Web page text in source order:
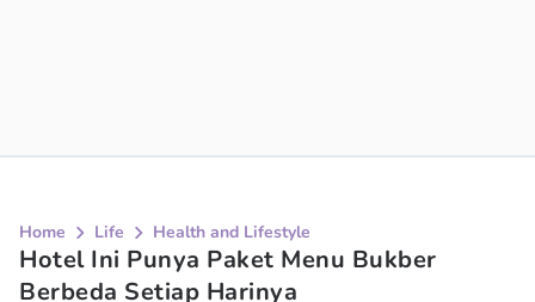
Home Life Health and Lifestyle
Hotel Ini Punya Paket Menu Bukber
Berbeda Setiap Harinya